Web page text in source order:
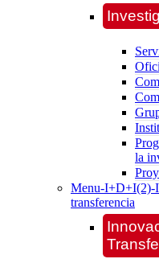
la
Menu-I+D+I(2)-
transferencia